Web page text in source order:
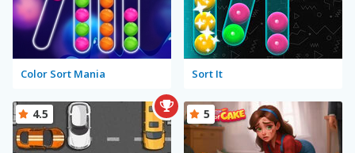
Color Sort Mania Sort It
4.5 5